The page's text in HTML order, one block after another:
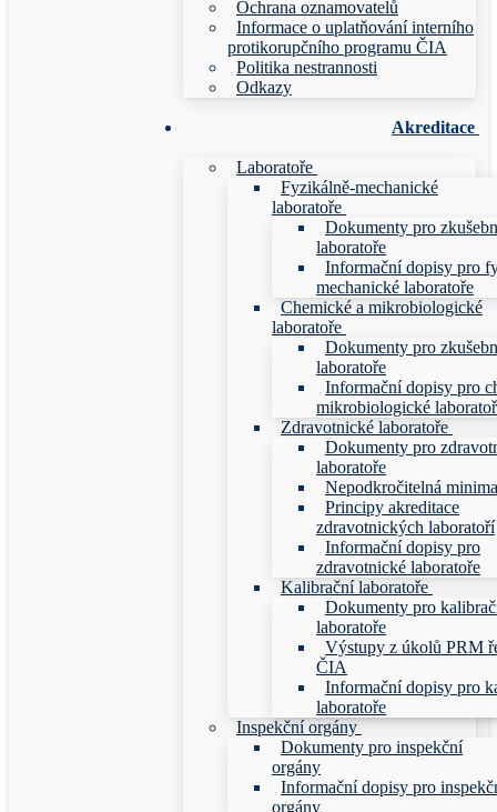
Ochrana oznamovatelů
Informace o uplatňování interního
protikorupčního programu ČIA
Politika nestrannosti
Odkazy
Akreditace
Laboratoře
Fyzikálně-mechanické
laboratoře
Dokumenty pro
laboratoře
Informační dopisy pro
mechanické laboratoře
Chemické a mikrobiologické
laboratoře
Dokumenty pro
laboratoře
Informační dopisy pro
mikrobiologické
Zdravotnické laboratoře
Dokumenty pro
laboratoře
Nepodkročitelná minima
Principy akreditace
zdravotnických laboratoří
Informační dopisy pro
zdravotnické laboratoře
Kalibrační laboratoře
Dokumenty pro
laboratoře
Výstupy z úkolů PRM
ČIA
Informační dopisy pro
laboratoře
Inspekční orgány
Dokumenty pro inspekční
orgány
Informační dopisy pro
orgány